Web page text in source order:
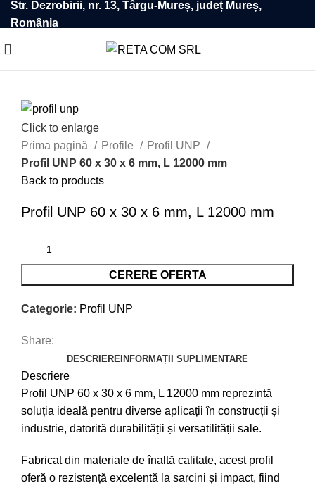
Str. Dezrobirii, nr. 13, Târgu-Mureș, județ Mureș,
România
Click to enlarge
Prima pagină
Profile
Profil UNP
Profil UNP 60 x 30 x 6 mm, L 12000 mm
Back to products
Profil UNP 60 x 30 x 6 mm, L 12000 mm
CERERE OFERTA
Categorie: Profil UNP
Share:
DESCRIEREINFORMAȚII SUPLIMENTARE
Descriere
Profil UNP 60 x 30 x 6 mm, L 12000 mm reprezintă
soluția ideală pentru diverse aplicații în construcții și
industrie, datorită durabilității și versatilității sale.
Fabricat din materiale de înaltă calitate, acest profil
oferă o rezistență excelentă la sarcini și impact, fiind